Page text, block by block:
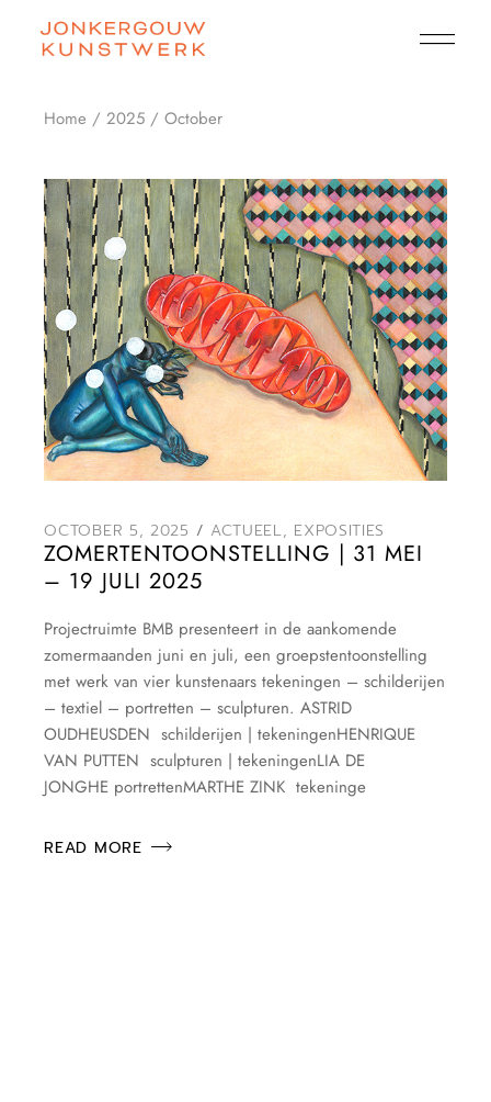
content
Home 2025 October
OCTOBER 5, 2025 ACTUEEL, EXPOSITIES
ZOMERTENTOONSTELLING | 31 MEI
– 19 JULI 2025
Projectruimte BMB presenteert in de aankomende
zomermaanden juni en juli, een groepstentoonstelling
met werk van vier kunstenaars tekeningen – schilderijen
– textiel – portretten – sculpturen. ASTRID
OUDHEUSDEN schilderijen | tekeningenHENRIQUE
VAN PUTTEN sculpturen | tekeningenLIA DE
JONGHE portrettenMARTHE ZINK tekeninge
READ MORE